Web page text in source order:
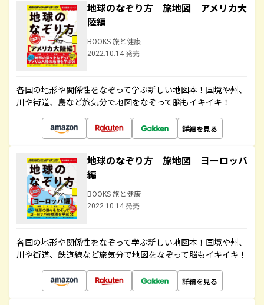
地球のなぞり方 旅地図 アメリカ大
陸編
BOOKS 旅と健康
2022.10.14 発売
各国の地形や関係性をなぞって学ぶ新しい地図本！国境や州、
川や街道、島など旅気分で地図をなぞって脳もイキイキ！
詳細を見る
地球のなぞり方 旅地図 ヨーロッパ
編
BOOKS 旅と健康
2022.10.14 発売
各国の地形や関係性をなぞって学ぶ新しい地図本！国境や州、
川や街道、鉄道線など旅気分で地図をなぞって脳もイキイキ！
詳細を見る